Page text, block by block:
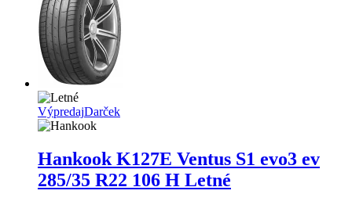
VýpredajDarček
Hankook K127E Ventus S1 evo3 ev
285/35 R22 106 H Letné